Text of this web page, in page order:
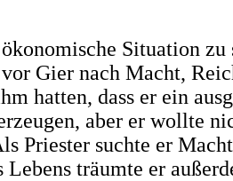
Situation
Gier nach Macht,
hatten, dass er ein
aber er wollte
Priester suchte er
träumte er